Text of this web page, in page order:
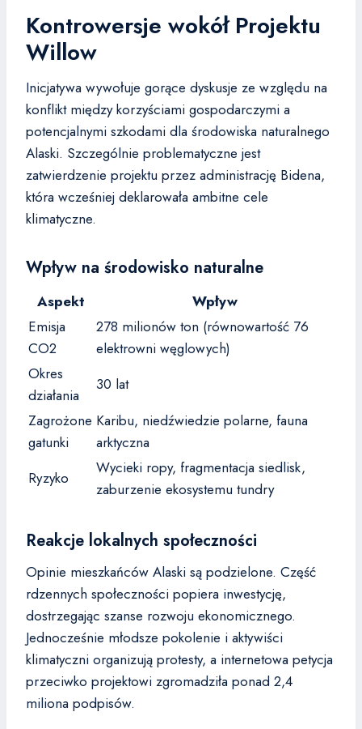
Kontrowersje wokół Projektu
Willow
Inicjatywa wywołuje gorące dyskusje ze względu na
konflikt między korzyściami gospodarczymi a
potencjalnymi szkodami dla środowiska naturalnego
Alaski. Szczególnie problematyczne jest
zatwierdzenie projektu przez administrację Bidena,
która wcześniej deklarowała ambitne cele
klimatyczne.
Wpływ na środowisko naturalne
Aspekt
Wpływ
Emisja
CO2
278 milionów ton (równowartość 76
elektrowni węglowych)
Okres
działania
30 lat
Zagrożone
gatunki
Karibu, niedźwiedzie polarne, fauna
arktyczna
Ryzyko
Wycieki ropy, fragmentacja siedlisk,
zaburzenie ekosystemu tundry
Reakcje lokalnych społeczności
Opinie mieszkańców Alaski są podzielone. Część
rdzennych społeczności popiera inwestycję,
dostrzegając szanse rozwoju ekonomicznego.
Jednocześnie młodsze pokolenie i aktywiści
klimatyczni organizują protesty, a internetowa petycja
przeciwko projektowi zgromadziła ponad 2,4
miliona podpisów.